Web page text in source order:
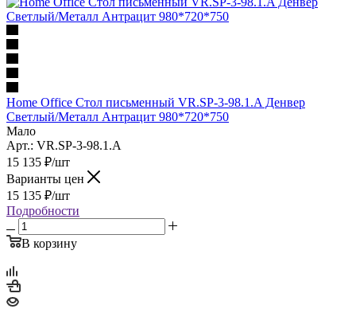
Home Office Стол письменный VR.SP-3-98.1.A Денвер
Светлый/Металл Антрацит 980*720*750
Мало
Арт.: VR.SP-3-98.1.A
15 135 ₽/шт
Варианты цен
15 135 ₽/шт
Подробности
В корзину